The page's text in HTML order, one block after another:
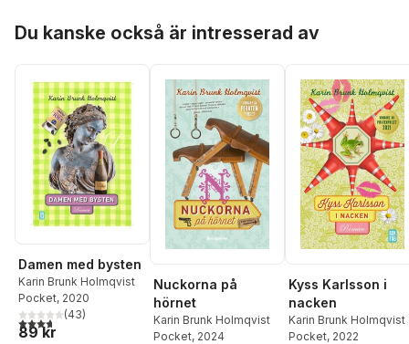
Du kanske också är intresserad av
Damen med bysten
Karin Brunk Holmqvist
Pocket, 2020
3,7utav 5 stjärnor. Totalt antal röster:
(43)
89 kr
Nuckorna på
hörnet
Karin Brunk Holmqvist
Pocket, 2024
Kyss Karlsson i
nacken
Karin Brunk Holmqvist
Pocket, 2022